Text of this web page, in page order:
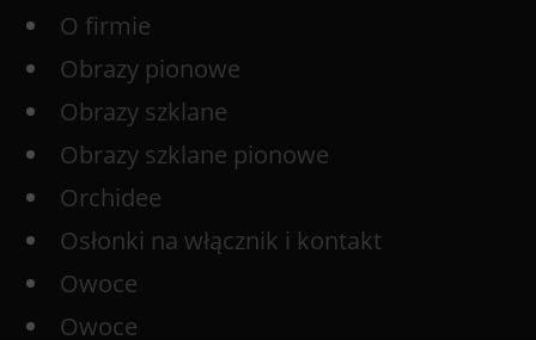
O firmie
Obrazy pionowe
Obrazy szklane
Obrazy szklane pionowe
Orchidee
Osłonki na włącznik i kontakt
Owoce
Owoce